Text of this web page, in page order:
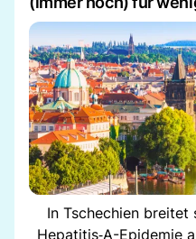
In Tschechien
Hepatitis‑A-Epidemie